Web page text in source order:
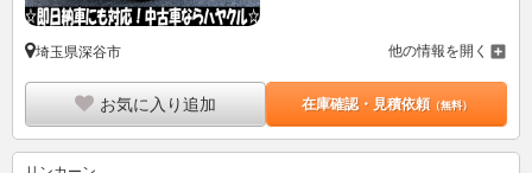
埼玉県深谷市 他の情報を開く
お気に入り追加 在庫確認・見積依頼（無料）